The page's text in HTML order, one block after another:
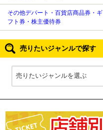
その他デパート・百貨店商品券・ギ
フト券・株主優待券
売りたいジャンルで探す